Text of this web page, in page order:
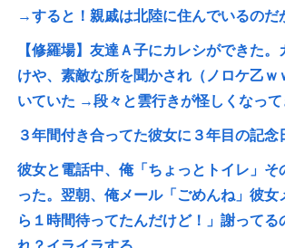
→すると！親戚は北陸に住んでいるの
【修羅場】友達Ａ子にカレシができた
けや、素敵な所を聞かされ（ノロケ乙ｗ
いていた →段々と雲行きが怪しくなって
３年間付き合ってた彼女に３年目の記念
彼女と電話中、俺「ちょっとトイレ」そ
った。翌朝、俺メール「ごめんね」彼女
ら１時間待ってたんだけど！」謝ってる